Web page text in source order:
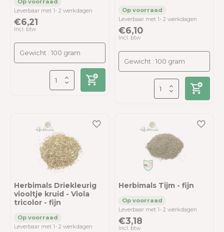
Leverbaar met 1- 2 werkdagen
€6,21
Incl. btw
Leverbaar met 1- 2 werkdagen
€6,10
Incl. btw
Herbimals Driekleurig
viooltje kruid - Viola
tricolor - fijn
Leverbaar met 1- 2 werkdagen
Herbimals Tijm - fijn
Leverbaar met 1- 2 werkdagen
€3,18
Incl. btw